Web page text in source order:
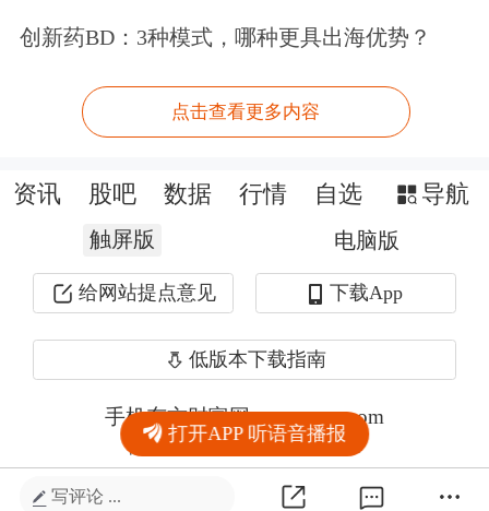
创新药BD：3种模式，哪种更具出海优势？
点击查看更多内容
写评论 ...
打开APP 听语音播报
资讯 股吧 数据 行情 自选 导航
触屏版 电脑版
给网站提点意见 下载App
低版本下载指南
手机东方财富网 eastmoney.com
网站备案号:沪ICP备05006054号-11